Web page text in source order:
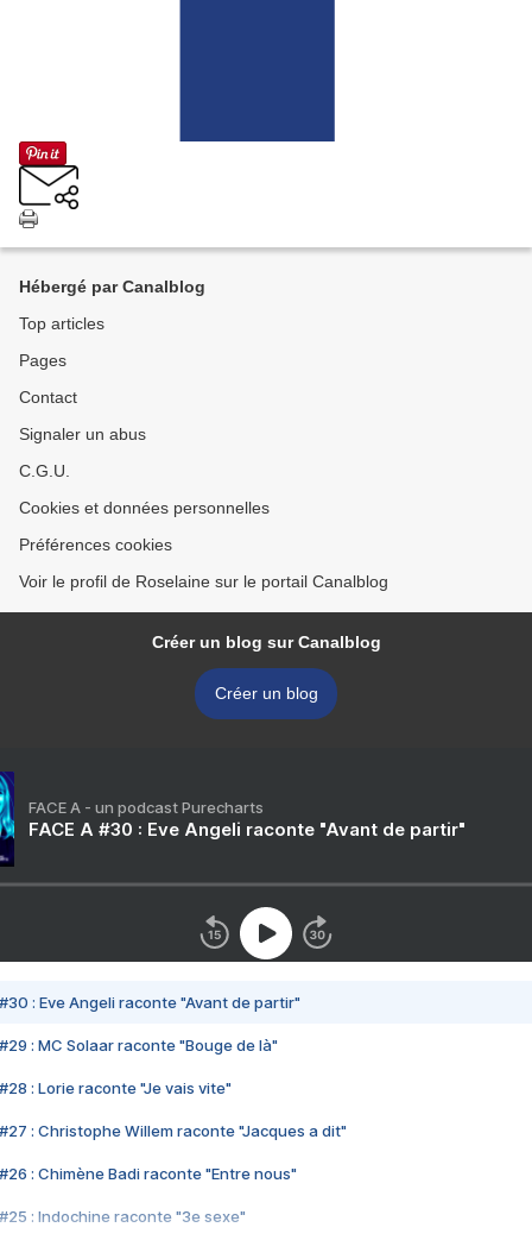
Hébergé par Canalblog
Top articles
Pages
Contact
Signaler un abus
C.G.U.
Cookies et données personnelles
Préférences cookies
Voir le profil de Roselaine sur le portail Canalblog
Créer un blog sur Canalblog
Créer un blog
FACE A - un podcast Purecharts
FACE A #30 : Eve Angeli raconte "Avant de partir"
#30 : Eve Angeli raconte "Avant de partir"
#29 : MC Solaar raconte "Bouge de là"
#28 : Lorie raconte "Je vais vite"
#27 : Christophe Willem raconte "Jacques a dit"
#26 : Chimène Badi raconte "Entre nous"
#25 : Indochine raconte "3e sexe"